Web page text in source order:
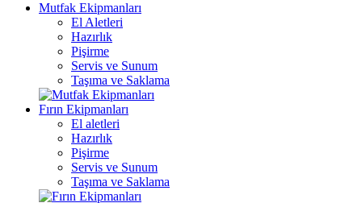
Mutfak Ekipmanları
El Aletleri
Hazırlık
Pişirme
Servis ve Sunum
Taşıma ve Saklama
Fırın Ekipmanları
El aletleri
Hazırlık
Pişirme
Servis ve Sunum
Taşıma ve Saklama